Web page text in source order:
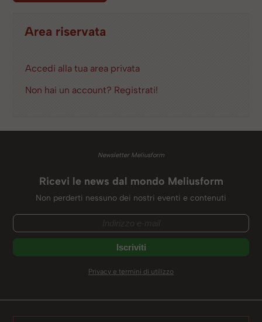
Area riservata
Accedi alla tua area privata
Non hai un account? Registrati!
Newsletter Meliusform
Ricevi le news dal mondo Meliusform
Non perderti nessuno dei nostri eventi e contenuti
Privacy e termini di utilizzo